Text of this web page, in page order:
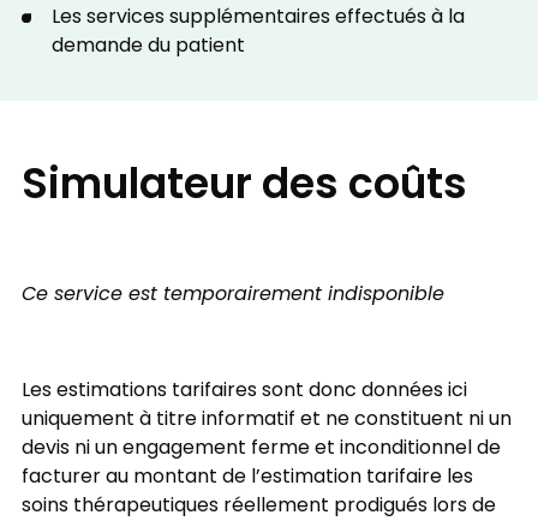
Les services supplémentaires effectués à la
demande du patient
Simulateur des coûts
Ce service est temporairement indisponible
Les estimations tarifaires sont donc données ici
uniquement à titre informatif et ne constituent ni un
devis ni un engagement ferme et inconditionnel de
facturer au montant de l’estimation tarifaire les
soins thérapeutiques réellement prodigués lors de